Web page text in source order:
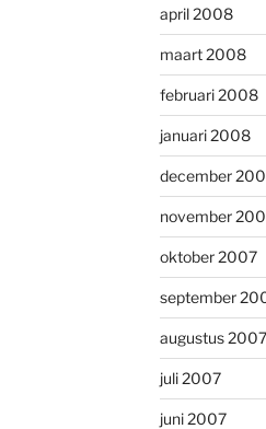
april 2008
maart 2008
februari 2008
januari 2008
december
november
oktober 2007
september
augustus 2007
juli 2007
juni 2007